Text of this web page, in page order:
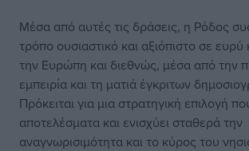
Μέσα από αυτές τις δράσεις, η Ρόδος
τρόπο ουσιαστικό και αξιόπιστο σε ευρύ
την Ευρώπη και διεθνώς, μέσα από την
εμπειρία και τη ματιά έγκριτων
Πρόκειται για μια στρατηγική επιλογή
αποτελέσματα και ενισχύει σταθερά την
αναγνωρισιμότητα και το κύρος του